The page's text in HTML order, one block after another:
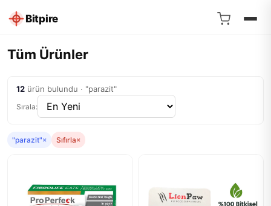
Bitpire
Tüm Ürünler
12 ürün bulundu · "parazit"
Sırala:
"parazit"× Sıfırla×